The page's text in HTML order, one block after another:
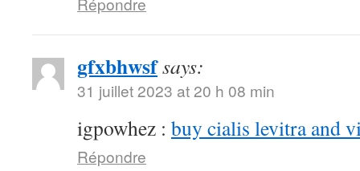
gfxbhwsfsays:
31 juillet 2023 at 20 h 08 min
igpowhez : buy cialis levitra and
Répondre